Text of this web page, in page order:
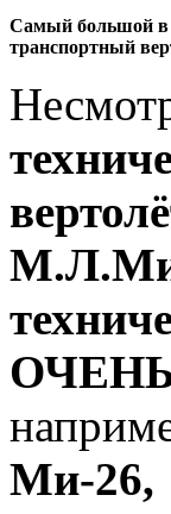
Самый большой
транспортный
Ми-26,